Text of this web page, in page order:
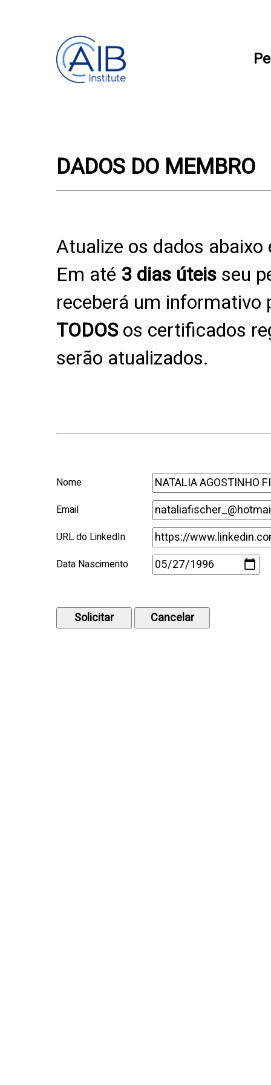
DADOS DO MEMBRO
Atualize os dados
Em até 3 dias úteisseu
receberá um informativo
TODOSos certificados
serão atualizados.
Nome
Email
URL do LinkedIn
Data Nascimento